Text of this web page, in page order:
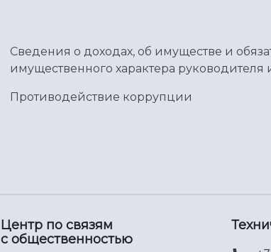
Сведения о доходах, об имуществе и
имущественного характера руководителя
Противодействие коррупции
Центр по связям
с общественностью